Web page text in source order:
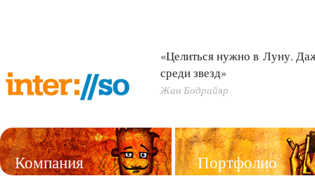
«Целиться нужно в Луну.
среди звезд»
Жан Бодрийяр
Компания Портфолио